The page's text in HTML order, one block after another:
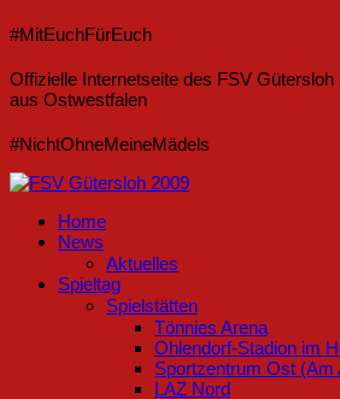
#MitEuchFürEuch
Offizielle Internetseite des FSV
aus Ostwestfalen
#NichtOhneMeineMädels
Home
News
Aktuelles
Spieltag
Spielstätten
Tönnies Arena
Ohlendorf-Stadion im
Sportzentrum Ost (Am
LAZ Nord